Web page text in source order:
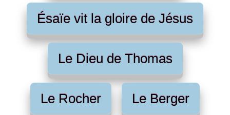
Ésaïe vit la gloire de Jésus
Le Dieu de Thomas
Le Rocher Le Berger